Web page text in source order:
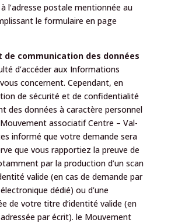
l’adresse postale mentionnée au
le formulaire en page
de communication des données
d’accéder aux Informations
concernent. Cependant, en
de sécurité et de confidentialité
des données à caractère personnel
associatif Centre – Val-
informé que votre demande sera
que vous rapportiez la preuve de
par la production d’un scan
valide (en cas de demande par
dédié) ou d’une
de votre titre d’identité valide (en
par écrit). le Mouvement